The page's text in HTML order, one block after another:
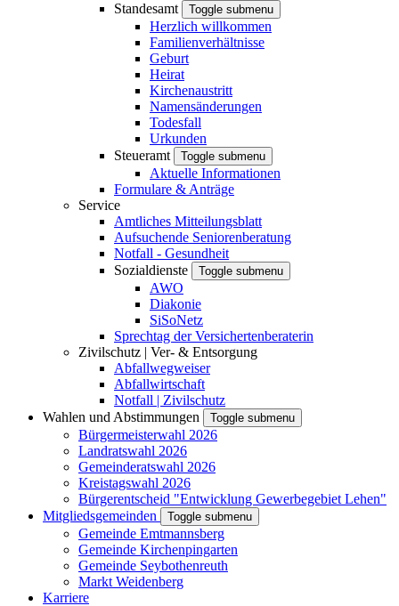
Standesamt
Toggle submenu
Herzlich willkommen
Familienverhältnisse
Geburt
Heirat
Kirchenaustritt
Namensänderungen
Todesfall
Urkunden
Steueramt
Toggle submenu
Aktuelle Informationen
Formulare & Anträge
Service
Amtliches Mitteilungsblatt
Aufsuchende Seniorenberatung
Notfall - Gesundheit
Sozialdienste
Toggle submenu
AWO
Diakonie
SiSoNetz
Sprechtag der Versichertenberaterin
Zivilschutz | Ver- & Entsorgung
Abfallwegweiser
Abfallwirtschaft
Notfall | Zivilschutz
Wahlen und Abstimmungen
Toggle submenu
Bürgermeisterwahl 2026
Landratswahl 2026
Gemeinderatswahl 2026
Kreistagswahl 2026
Bürgerentscheid "Entwicklung Gewerbegebiet Lehen"
Mitgliedsgemeinden
Toggle submenu
Gemeinde Emtmannsberg
Gemeinde Kirchenpingarten
Gemeinde Seybothenreuth
Markt Weidenberg
Karriere